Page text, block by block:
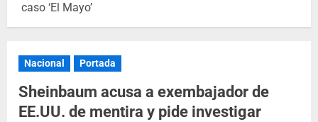
caso ‘El Mayo’
Nacional Portada
Sheinbaum acusa a exembajador de
EE.UU. de mentira y pide investigar